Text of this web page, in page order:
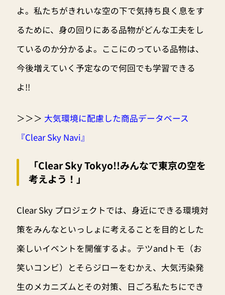
よ。私たちがきれいな空の下で気持ち良く息をす
るために、身の回りにある品物がどんな工夫をし
ているのか分かるよ。ここにのっている品物は、
今後増えていく予定なので何回でも学習できる
よ!!
＞＞＞ 大気環境に配慮した商品データベース
『Clear Sky Navi』
「Clear Sky Tokyo!!みんなで東京の空を
考えよう！」
Clear Sky プロジェクトでは、身近にできる環境対
策をみんなといっしょに考えることを目的とした
楽しいイベントを開催するよ。テツandトモ（お
笑いコンビ）とそらジローをむかえ、大気汚染発
生のメカニズムとその対策、日ごろ私たちにでき